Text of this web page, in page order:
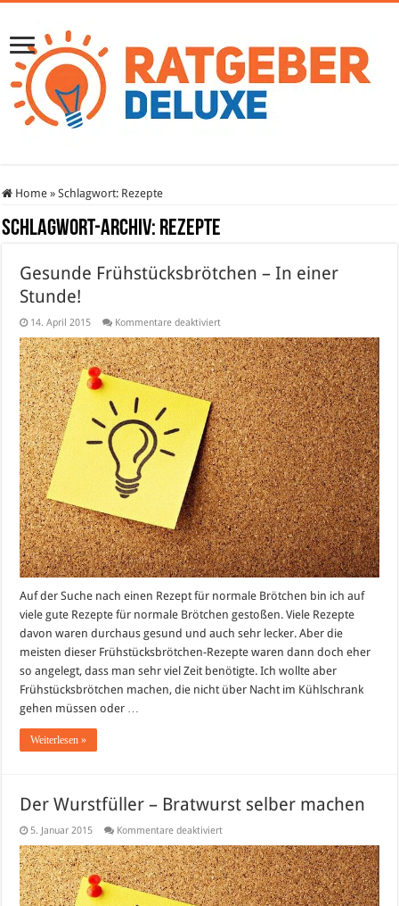
Home » Schlagwort: Rezepte
Schlagwort-Archiv: Rezepte
Gesunde Frühstücksbrötchen – In einer
Stunde!
14. April 2015 Kommentare deaktiviertfür
Frühstücksbrötchen
–
In
einer
Stunde!
Auf der Suche nach einen Rezept für normale Brötchen bin ich auf
viele gute Rezepte für normale Brötchen gestoßen. Viele Rezepte
davon waren durchaus gesund und auch sehr lecker. Aber die
meisten dieser Frühstücksbrötchen-Rezepte waren dann doch eher
so angelegt, dass man sehr viel Zeit benötigte. Ich wollte aber
Frühstücksbrötchen machen, die nicht über Nacht im Kühlschrank
gehen müssen oder …
Weiterlesen »
Der Wurstfüller – Bratwurst selber machen
5. Januar 2015 Kommentare deaktiviertfür
Wurstfüller
–
Bratwurst
selber
machen